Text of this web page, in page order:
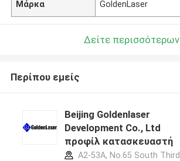
Μάρκα GoldenLaser
Δείτε περισσότερων
Περίπου εμείς
Beijing Goldenlaser
Development Co., Ltd
προφίλ κατασκευαστή
A2-53A, No.65 South Third